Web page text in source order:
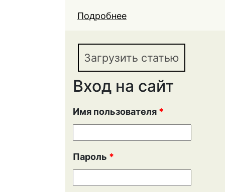
Подробнее
Загрузить статью
Вход на сайт
Имя пользователя *
Пароль *